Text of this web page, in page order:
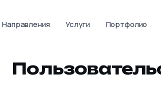
Направления Услуги Портфолио